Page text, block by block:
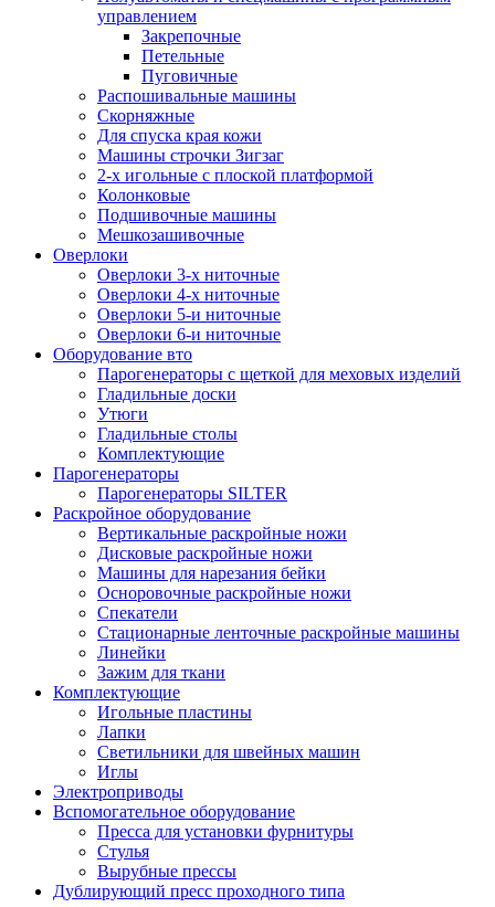
управлением
Закрепочные
Петельные
Пуговичные
Распошивальные машины
Скорняжные
Для спуска края кожи
Машины строчки Зигзаг
2-х игольные с плоской платформой
Колонковые
Подшивочные машины
Мешкозашивочные
Оверлоки
Оверлоки 3-х ниточные
Оверлоки 4-х ниточные
Оверлоки 5-и ниточные
Оверлоки 6-и ниточные
Оборудование вто
Парогенераторы с щеткой для меховых изделий
Гладильные доски
Утюги
Гладильные столы
Комплектующие
Парогенераторы
Парогенераторы SILTER
Раскройное оборудование
Вертикальные раскройные ножи
Дисковые раскройные ножи
Машины для нарезания бейки
Осноровочные раскройные ножи
Спекатели
Стационарные ленточные раскройные машины
Линейки
Зажим для ткани
Комплектующие
Игольные пластины
Лапки
Светильники для швейных машин
Иглы
Электроприводы
Вспомогательное оборудование
Пресса для установки фурнитуры
Стулья
Вырубные прессы
Дублирующий пресс проходного типа